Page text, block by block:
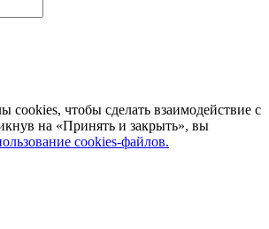
cookies, чтобы сделать взаимодействие с
на «Принять и закрыть», вы
cookies-файлов.